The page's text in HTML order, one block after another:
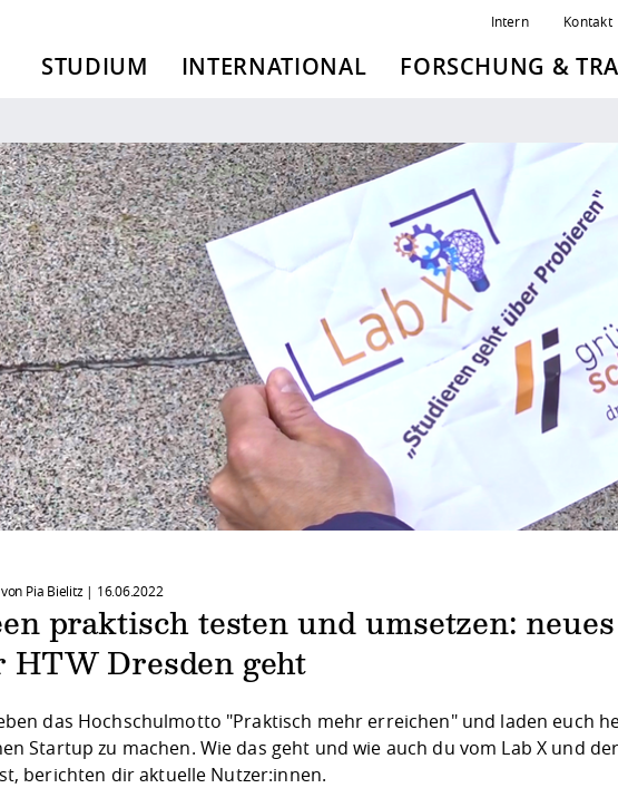
Intern Kontakt
STUDIUM INTERNATIONAL FORSCHUNG &
Pia Bielitz | 16.06.2022
praktisch testen und umsetzen:
HTW Dresden geht
das Hochschulmotto "Praktisch mehr erreichen" und laden euch
Startup zu machen. Wie das geht und wie auch du vom Lab X und
berichten dir aktuelle Nutzer:innen.